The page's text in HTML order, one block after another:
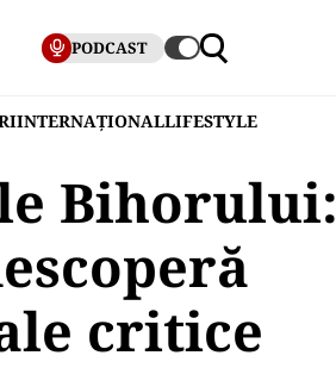
PODCAST
INTERNAȚIONALLIFESTYLE
Bihorului:
critice